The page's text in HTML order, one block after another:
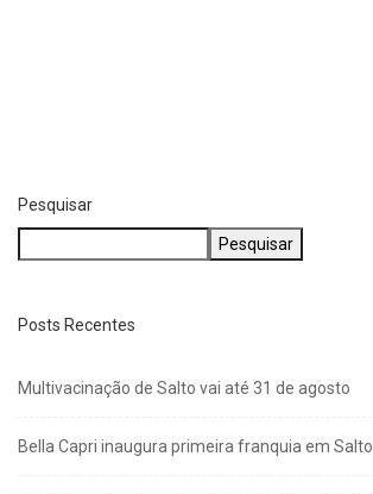
Pesquisar
Pesquisar
Posts Recentes
Multivacinação de Salto vai até 31 de agosto
Bella Capri inaugura primeira franquia em Salto